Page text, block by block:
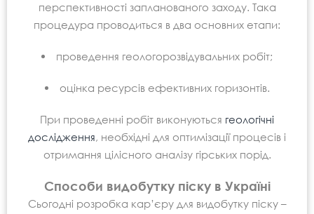
перспективності запланованого заходу. Така
процедура проводиться в два основних етапи:
проведення геологорозвідувальних робіт;
оцінка ресурсів ефективних горизонтів.
При проведенні робіт виконуються геологічні
дослідження, необхідні для оптимізації процесів і
отримання цілісного аналізу гірських порід.
Способи видобутку піску в Україні
Сьогодні розробка кар’єру для видобутку піску –